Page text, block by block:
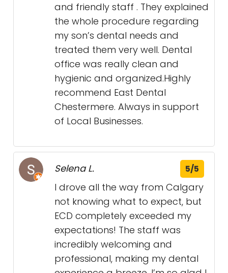
and friendly staff . They explained
the whole procedure regarding
my son’s dental needs and
treated them very well. Dental
office was really clean and
hygienic and organized.Highly
recommend East Dental
Chestermere. Always in support
of Local Businesses.
Selena L. 5/5
I drove all the way from Calgary
not knowing what to expect, but
ECD completely exceeded my
expectations! The staff was
incredibly welcoming and
professional, making my dental